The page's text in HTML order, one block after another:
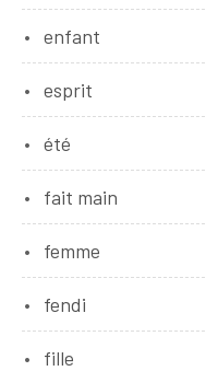
enfant
esprit
été
fait main
femme
fendi
fille